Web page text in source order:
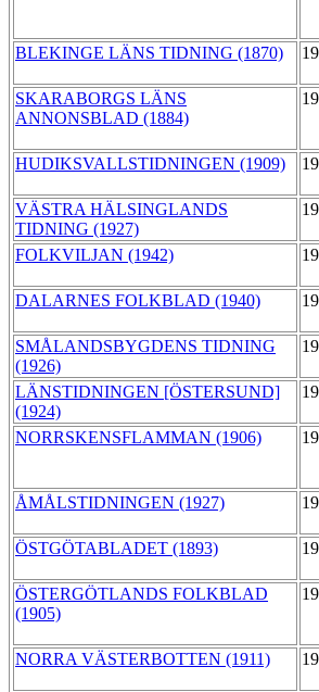
BLEKINGE LÄNS TIDNING (1870)
SKARABORGS LÄNS
ANNONSBLAD (1884)
HUDIKSVALLSTIDNINGEN (1909)
VÄSTRA HÄLSINGLANDS
TIDNING (1927)
FOLKVILJAN (1942)
DALARNES FOLKBLAD (1940)
SMÅLANDSBYGDENS TIDNING
(1926)
LÄNSTIDNINGEN [ÖSTERSUND]
(1924)
NORRSKENSFLAMMAN (1906)
ÅMÅLSTIDNINGEN (1927)
ÖSTGÖTABLADET (1893)
ÖSTERGÖTLANDS FOLKBLAD
(1905)
NORRA VÄSTERBOTTEN (1911)